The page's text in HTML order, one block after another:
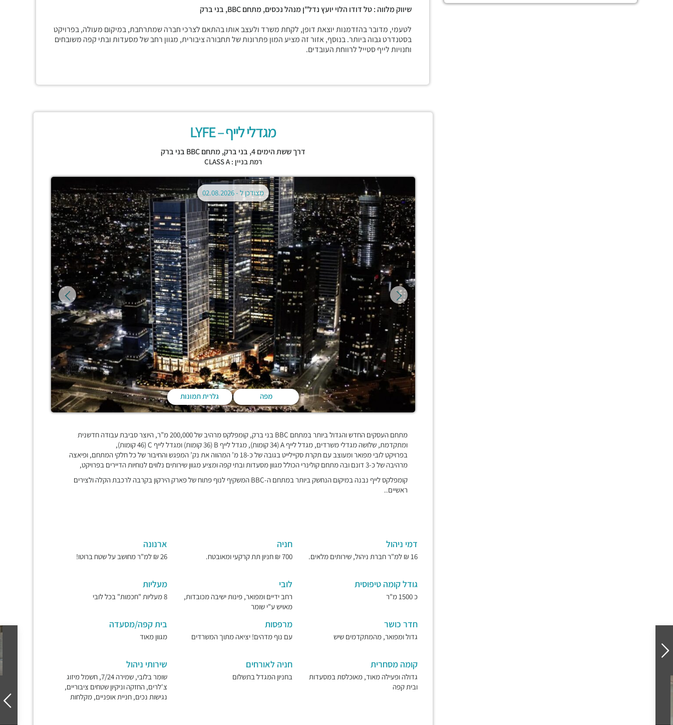
שיווק מלווה : טל דודו הלוי יועץ נדל"ן מנהל נכסים, מתחם
בני ברק
לטעמי, מדובר בהזדמנות יוצאת דופן, לקחת משרד ולעצב אותו בהתאם לצרכי חברה שמתרחבת, במיקום מעולה, בפרויקט
בסטנדרט גבוה ביותר. בנוסף, אזור זה מציע המון פתרונות של תחבורה ציבורית, מגוון רחב של מסעדות ובתי קפה משובחים
וחנויות לייף סטייל לרווחת העובדים.
מגדלי לייף – LYFE
דרך ששת הימים 4, בני ברק,מתחם BBC בני ברק
רמת בניין : CLASS A
מפה גלרית תמונות
מצודכן ל -02.08.2026
מתחם העסקים החדש והגדול ביותר במתחם BBC בני ברק, קומפלקס מרהיב של 200,000 מ”ר, היוצר סביבת עבודה חדשנית
ומתקדמת, שלושה מגדלי משרדים, מגדל לייף A (34 קומות), מגדל לייף B (36 קומות) ומגדל לייף C (46 קומות),
בפרויקט לובי מפואר ומעוצב עם תקרת סקיילייט בגובה של כ-18 מ’ המהווה את נק’ המפגש והחיבור של כל חלקי המתחם, ופיאצה
מרהיבה של כ-3 דונם ובה מתחם קולינרי הכולל מגוון מסעדות ובתי קפה ומציע מגוון שירותים נלווים לנוחיות הדיירים בפרויקט,
קומפלקס לייף נבנה במיקום הנחשק ביותר במתחם ה-BBC המשקיף לנוף פתוח של פארק הירקון בקרבה לרכבת הקלה ולצירים
ראשיים..
דמי ניהול
16 ₪ למ"ר חברת ניהול, שירותים מלאים.
חניה
700 ₪ חניון תת קרקעי ומאובטח.
ארנונה
26 ₪ למ"ר מחושב על שטח ברוטו!
גודל קומה טיפוסית
כ 1500 מ"ר
לובי
רחב ידיים ומפואר, פינות ישיבה מכובדות,
מאויש ע"י שומר
מעליות
8 מעליות "חכמות" בכל לובי
חדר כושר
גדול ומפואר, מהמתקדמים שיש
מרפסות
עם נוף מדהים! יציאה מתוך המשרדים
בית קפה/מסעדה
מגוון מאוד
קומה מסחרית
גדולה ופעילה מאוד, מאוכלסת במסעדות
ובית קפה
חניה לאורחים
בחניון המגדל בתשלום
שירותי ניהול
שומר בלובי, שמירה 7/24, חשמל מיזוג
צ'לרים, החזקה וניקיון שטחים ציבוריים,
נגישות נכים, חניית אופניים, מקלחות